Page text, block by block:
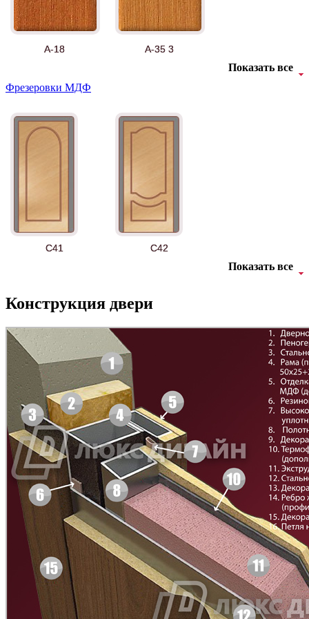
А-18 А-35 3
Б-35 3
БНТ БУК БАВАРИЯ
Д-11 Н Д-11 С
Показать все
Фрезеровки МДФ
C41 C42
C43 C44
C45 C46
Показать все
Конструкция двери